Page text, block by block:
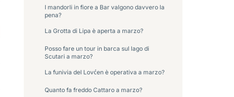
I mandorli in fiore a Bar valgono davvero la
pena?
La Grotta di Lipa è aperta a marzo?
Posso fare un tour in barca sul lago di
Scutari a marzo?
La funivia del Lovćen è operativa a marzo?
Quanto fa freddo Cattaro a marzo?